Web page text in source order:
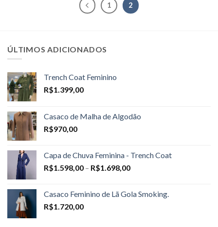
1 2
ÚLTIMOS ADICIONADOS
Trench Coat Feminino
R$1.399,00
Casaco de Malha de Algodão
R$970,00
Capa de Chuva Feminina - Trench Coat
R$1.598,00 – R$1.698,00Price
through
Casaco Feminino de Lã Gola Smoking.
R$1.720,00